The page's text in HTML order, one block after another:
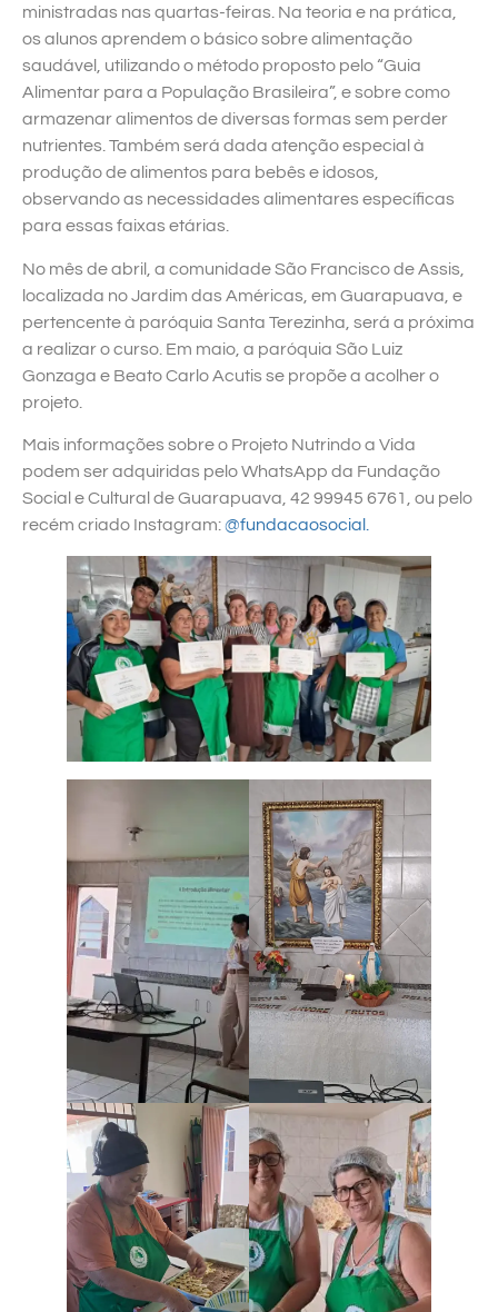
ministradas nas quartas-feiras. Na teoria e na prática,
os alunos aprendem o básico sobre alimentação
saudável, utilizando o método proposto pelo “Guia
Alimentar para a População Brasileira”, e sobre como
armazenar alimentos de diversas formas sem perder
nutrientes. Também será dada atenção especial à
produção de alimentos para bebês e idosos,
observando as necessidades alimentares específicas
para essas faixas etárias.
No mês de abril, a comunidade São Francisco de Assis,
localizada no Jardim das Américas, em Guarapuava, e
pertencente à paróquia Santa Terezinha, será a próxima
a realizar o curso. Em maio, a paróquia São Luiz
Gonzaga e Beato Carlo Acutis se propõe a acolher o
projeto.
Mais informações sobre o Projeto Nutrindo a Vida
podem ser adquiridas pelo WhatsApp da Fundação
Social e Cultural de Guarapuava, 42 99945 6761, ou pelo
recém criado Instagram:@fundacaosocial.